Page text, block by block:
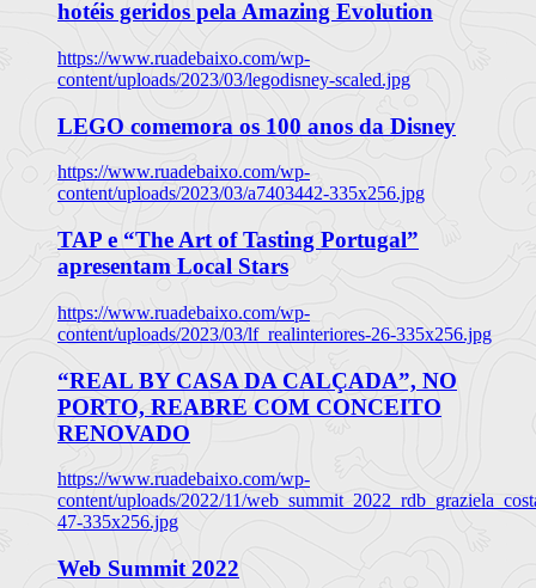
hotéis geridos pela Amazing Evolution
https://www.ruadebaixo.com/wp-
content/uploads/2023/03/legodisney-scaled.jpg
LEGO comemora os 100 anos da Disney
https://www.ruadebaixo.com/wp-
content/uploads/2023/03/a7403442-335x256.jpg
TAP e “The Art of Tasting Portugal”
apresentam Local Stars
https://www.ruadebaixo.com/wp-
content/uploads/2023/03/lf_realinteriores-26-335x256.jpg
“REAL BY CASA DA CALÇADA”, NO
PORTO, REABRE COM CONCEITO
RENOVADO
https://www.ruadebaixo.com/wp-
content/uploads/2022/11/
47-335x256.jpg
Web Summit 2022